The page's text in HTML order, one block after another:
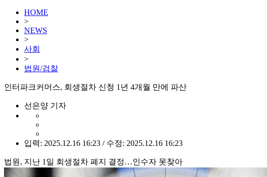
HOME
>
NEWS
>
사회
>
법원/검찰
인터파크커머스, 회생절차 신청 1년 4개월 만에 파산
선은양 기자
입력: 2025.12.16 16:23 / 수정: 2025.12.16 16:23
법원, 지난 1일 회생절차 폐지 결정…인수자 못찾아